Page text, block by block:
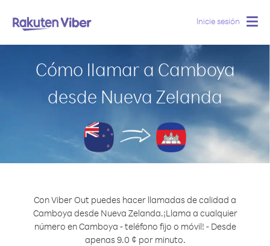
Inicie sesión
Cómo llamar a Camboya
desde Nueva Zelanda
Con Viber Out puedes hacer llamadas de calidad a
Camboya desde Nueva Zelanda.¡Llama a cualquier
número en Camboya - teléfono fijo o móvil! - Desde
apenas 9.0 ¢ por minuto.